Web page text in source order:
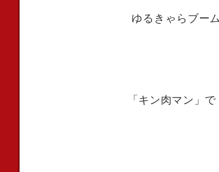
ゆるきゃらブー
「キン肉マン」